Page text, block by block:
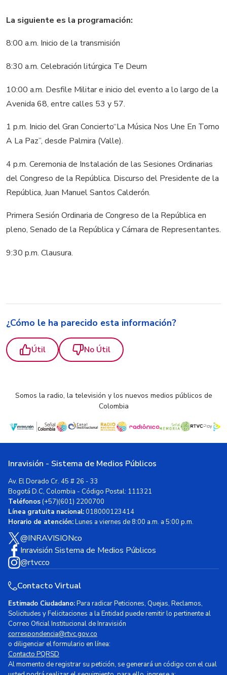
La siguiente es la programación:
8:00 a.m. Inicio de la transmisión
8:30 a.m. Celebración litúrgica Te Deum
10:00 a.m. Desfile Militar e inicio del evento a lo largo de la
Avenida 68, entre calles 53 y 57.
1 p.m. Inicio del Gran Concierto“La Música Nos Une En Torno
A La Paz”, desde Palmira (Valle).
4 p.m. Ceremonia de Instalación de las Sesiones Ordinarias
del Congreso de la República. Discurso del Presidente de la
República, Juan Manuel Santos Calderón.
Primera Sesión Ordinaria de Congreso de la República en
pleno, Senado de la República y Cámara de Representantes.
9:30 p.m. Clausura.
¿Cómo le ha parecido esta información?
Útil No Útil
Somos la radio, la televisión y los nuevos medios públicos de
Colombia
Inravisión - Sistema de Medios Públicos
Av. El Dorado Cr. 45 # 26 - 33
Bogotá D.C, Colombia - Código Postal: 111321
Teléfonos(+57)(601) 2200700
Línea gratuita nacional:018000123414
Horario de atención:Lunes a viernes de 8:00 a.m. a 5:00 p.m.
@INRAVISIONco
Inravisión Sistema de Medios Públicos
@rtvcco
Contacto Virtual
Estimado Ciudadano:Para radicar Peticiones, Quejas, Reclamos,
Solicitudes y Felicitaciones a la Entidad puede remitir lo pertinente al
Correo Oficial Institucional de Inravisión
correspondencia@rtvc.gov.co
o diligenciar el formulario en línea:
Contacto PQRSD
Al momento de registrar su petición, se generará un código con el cual